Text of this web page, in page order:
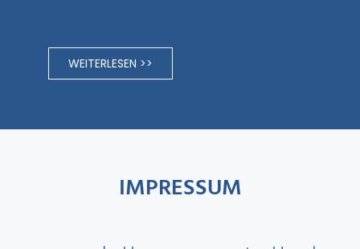
WEITERLESEN >>
IMPRESSUM